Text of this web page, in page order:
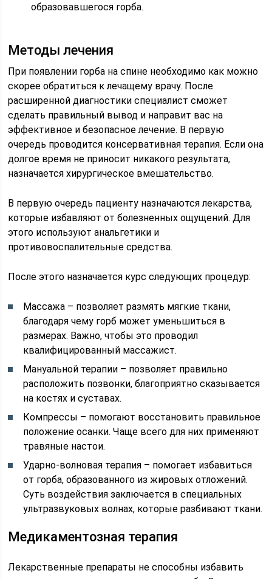
образовавшегося горба.
Методы лечения
При появлении горба на спине необходимо как можно
скорее обратиться к лечащему врачу. После
расширенной диагностики специалист сможет
сделать правильный вывод и направит вас на
эффективное и безопасное лечение. В первую
очередь проводится консервативная терапия. Если она
долгое время не приносит никакого результата,
назначается хирургическое вмешательство.
В первую очередь пациенту назначаются лекарства,
которые избавляют от болезненных ощущений. Для
этого используют анальгетики и
противовоспалительные средства.
После этого назначается курс следующих процедур:
Массажа – позволяет размять мягкие ткани,
благодаря чему горб может уменьшиться в
размерах. Важно, чтобы это проводил
квалифицированный массажист.
Мануальной терапии – позволяет правильно
расположить позвонки, благоприятно сказывается
на костях и суставах.
Компрессы – помогают восстановить правильное
положение осанки. Чаще всего для них применяют
травяные настои.
Ударно-волновая терапия – помогает избавиться
от горба, образованного из жировых отложений.
Суть воздействия заключается в специальных
ультразвуковых волнах, которые разбивают ткани.
Медикаментозная терапия
Лекарственные препараты не способны избавить